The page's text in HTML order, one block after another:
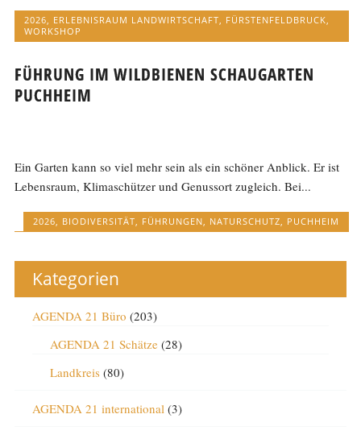
2026, ERLEBNISRAUM LANDWIRTSCHAFT, FÜRSTENFELDBRUCK,
WORKSHOP
FÜHRUNG IM WILDBIENEN SCHAUGARTEN
PUCHHEIM
Ein Garten kann so viel mehr sein als ein schöner Anblick. Er ist
Lebensraum, Klimaschützer und Genussort zugleich. Bei...
2026 BIODIVERSITÄT FÜHRUNGEN NATURSCHUTZ PUCHHEIM
Kategorien
AGENDA 21 Büro (203)
AGENDA 21 Schätze(28)
Landkreis(80)
AGENDA 21 international (3)